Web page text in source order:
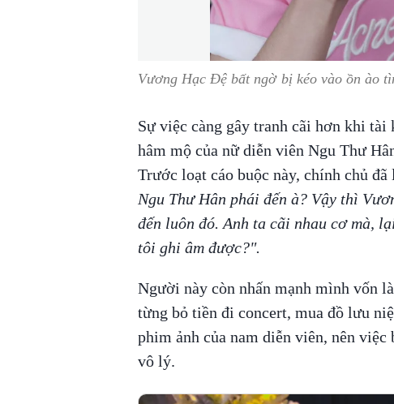
Vương Hạc Đệ bất ngờ bị kéo vào ồn ào
Sự việc càng gây tranh cãi hơn khi
hâm mộ của nữ diễn viên Ngu Thư
Trước loạt cáo buộc này, chính chủ đã
Ngu Thư Hân phái đến à? Vậy thì
đến luôn đó. Anh ta cãi nhau cơ mà,
tôi ghi âm được?".
Người này còn nhấn mạnh mình vốn
từng bỏ tiền đi concert, mua đồ lưu
phim ảnh của nam diễn viên, nên
vô lý.